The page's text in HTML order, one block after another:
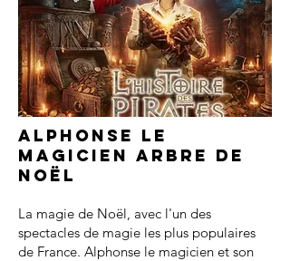
Alphonse le
magicien arbre de
noël
La magie de Noël, avec l'un des
spectacles de magie les plus populaires
de France. Alphonse le magicien et son